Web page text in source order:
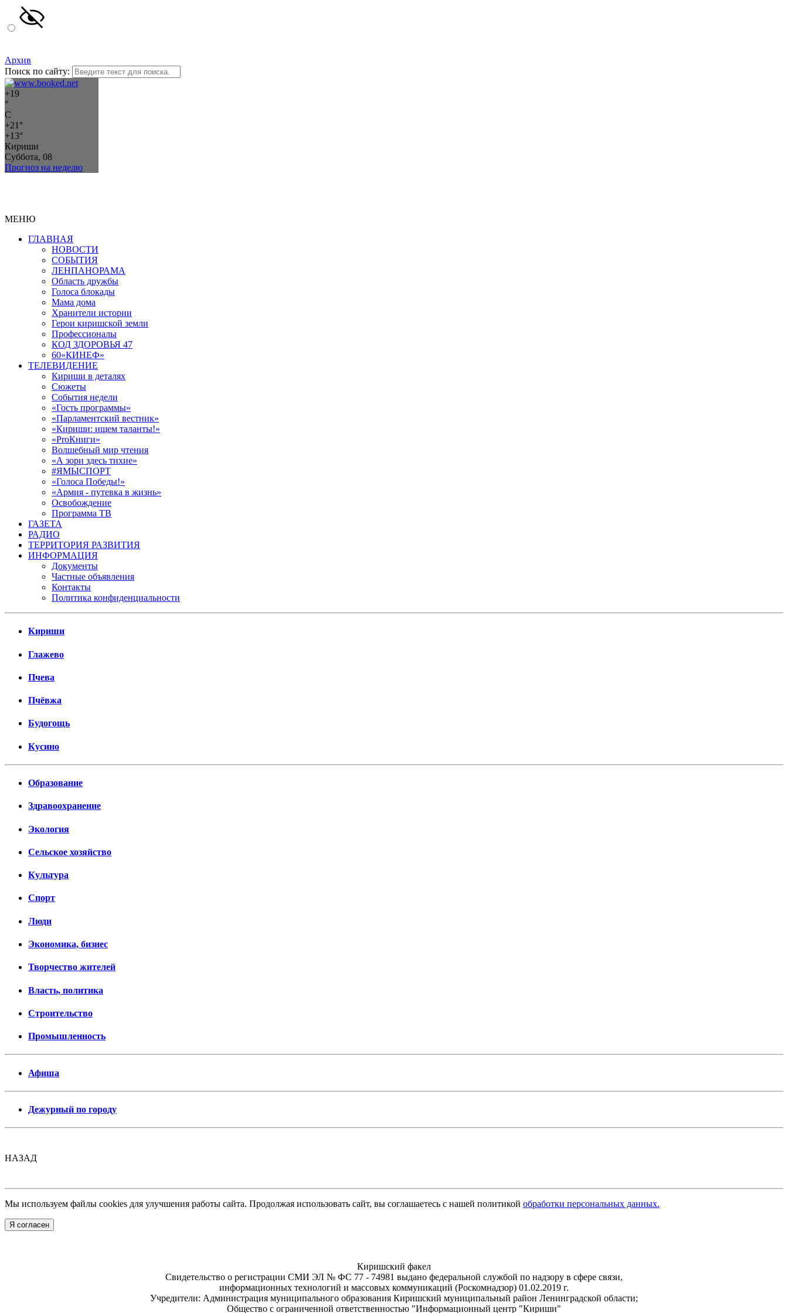
Архив
Поиск по сайту:
+19
°
C
+21°
+13°
Кириши
Суббота, 08
Прогноз на неделю
МЕНЮ
ГЛАВНАЯ
НОВОСТИ
СОБЫТИЯ
ЛЕНПАНОРАМА
Область дружбы
Голоса блокады
Мама дома
Хранители истории
Герои киришской земли
Профессионалы
КОД ЗДОРОВЬЯ 47
60«КИНЕФ»
ТЕЛЕВИДЕНИЕ
Кириши в деталях
Сюжеты
События недели
«Гость программы»
«Парламентский вестник»
«Кириши: ищем таланты!»
«ProКниги»
Волшебный мир чтения
«А зори здесь тихие»
#ЯМЫСПОРТ
«Голоса Победы!»
«Армия - путевка в жизнь»
Освобождение
Программа ТВ
ГАЗЕТА
РАДИО
ТЕРРИТОРИЯ РАЗВИТИЯ
ИНФОРМАЦИЯ
Документы
Частные объявления
Контакты
Политика конфиденциальности
Кириши
Глажево
Пчева
Пчёвжа
Будогощь
Кусино
Образование
Здравоохранение
Экология
Сельское хозяйство
Культура
Спорт
Люди
Экономика, бизнес
Творчество жителей
Власть, политика
Строительство
Промышленность
Афиша
Дежурный по городу
НАЗАД
Мы используем файлы cookies для улучшения работы сайта. Продолжая использовать сайт, вы соглашаетесь с нашей политикой обработки персональных данных.
Я согласен
Киришский факел
Свидетельство о регистрации СМИ ЭЛ № ФС 77 - 74981 выдано федеральной службой по надзору в сфере связи,
информационных технологий и массовых коммуникаций (Роскомнадзор) 01.02.2019 г.
Учредители: Администрация муниципального образования Киришский муниципальный район Ленинградской области;
Общество с ограниченной ответственностью "Информационный центр "Кириши"